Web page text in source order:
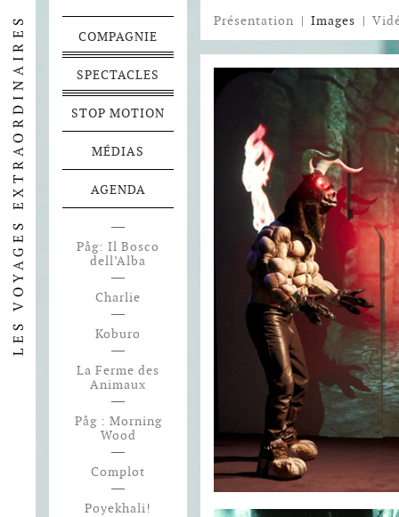
Présentation | Images |
COMPAGNIE
SPECTACLES
STOP MOTION
MÉDIAS
AGENDA
Påg: Il Bosco
dell’Alba
Charlie
Koburo
La Ferme des
Animaux
Påg : Morning
Wood
Complot
Poyekhali!